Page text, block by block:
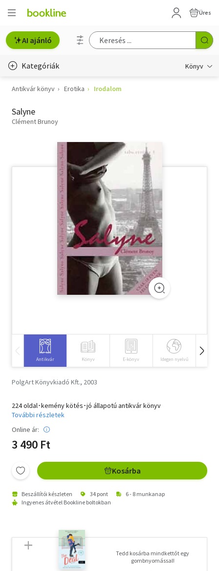
Üres
AI ajánló
Kategóriák Könyv
Életmód, egészség
Erotika
Hobbi, szabadidő
Szótár, nyelvkönyv
Tankönyv, segédkönyv
Társadalomtudomány
Antikvár könyv Erotika Irodalom
Salyne
Clément Brunoy
Antikvár Könyv E-könyv Idegen nyelvű
PolgArt Könyvkiadó Kft., 2003
224 oldal･kemény kötés･jó állapotú antikvár könyv
További részletek
Online ár:
3 490 Ft
Kosárba
Beszállítói készleten 34 pont
6 - 8 munkanap
Ingyenes átvétel Bookline boltokban
Tedd kosárba mindkettőt egy
gombnyomással!